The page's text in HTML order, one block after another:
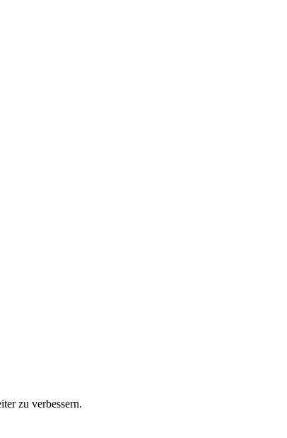
zu verbessern.